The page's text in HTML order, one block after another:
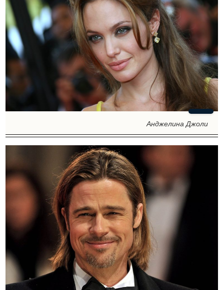
Анджелина Джоли